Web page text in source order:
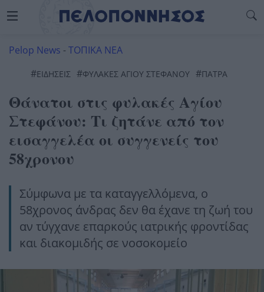
Pelop News -ΤΟΠΙΚΑ ΝΕΑ
#ΕΙΔΗΣΕΙΣ #ΦΥΛΑΚΈΣ ΑΓΊΟΥ ΣΤΕΦΆΝΟΥ #ΠΆΤΡΑ
Θάνατοι στις φυλακές Αγίου
Στεφάνου: Τι ζητάνε από τον
εισαγγελέα οι συγγενείς του
58χρονου
Σύμφωνα με τα καταγγελλόμενα, ο
58χρονος άνδρας δεν θα έχανε τη ζωή του
αν τύγχανε επαρκούς ιατρικής φροντίδας
και διακομιδής σε νοσοκομείο